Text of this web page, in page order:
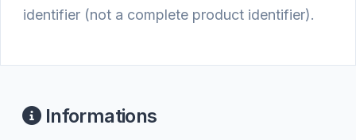
identifier (not a complete product identifier).
Informations